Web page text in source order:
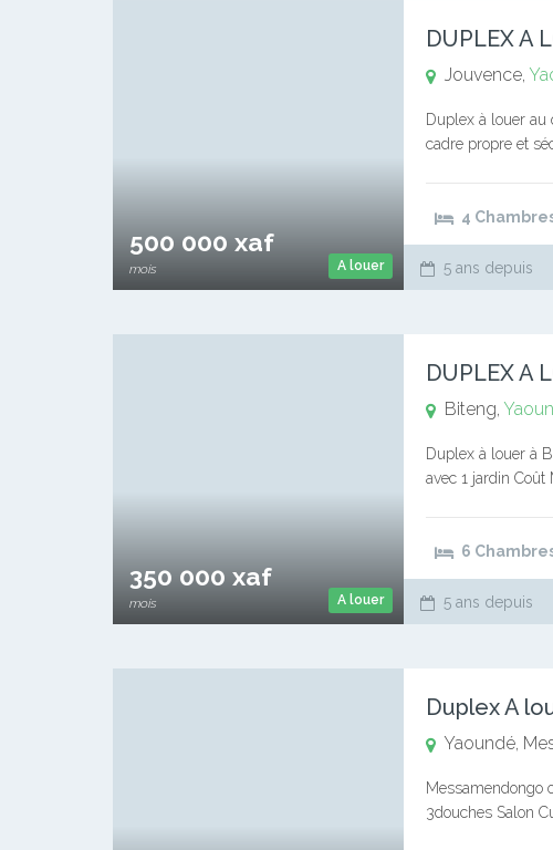
A louer
500 000 xaf
mois
DUPLEX A
Jouvence,
Duplex à louer au
cadre propre et
4
5 ans depuis
A louer
350 000 xaf
mois
DUPLEX A
Biteng,
Duplex à louer à
avec 1 jardin
6
5 ans depuis
Duplex A
Yaoundé,
Messamendongo
3douches Salon